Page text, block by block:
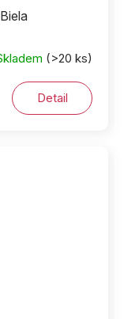
(>20 ks)
Detail